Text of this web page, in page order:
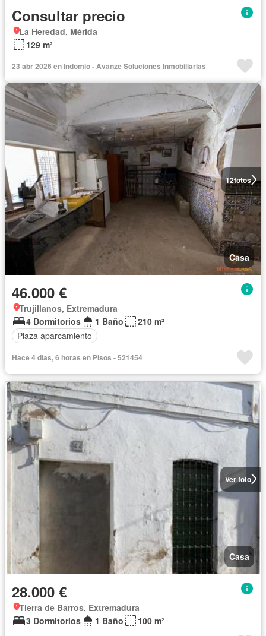
Consultar precio
La Heredad, Mérida
129 m²
23 abr 2026 en Indomio - Avanze Soluciones Inmobiliarias
12fotos
Casa
46.000 €
Trujillanos, Extremadura
4 Dormitorios
1 Baño
210 m²
Plaza aparcamiento
Hace 4 días, 6 horas en Pisos - 521454
Ver foto
Casa
28.000 €
Tierra de Barros, Extremadura
3 Dormitorios
1 Baño 100 m²